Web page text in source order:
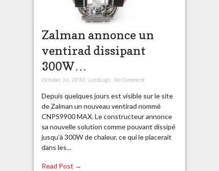
Zalman annonce un
ventirad dissipant
300W…
October 16, 2010, LordLogs No Comment
Depuis quelques jours est visible sur le site
de Zalman un nouveau ventirad nommé
CNPS9900 MAX. Le constructeur annonce
sa nouvelle solution comme pouvant dissipé
jusqu’à 300W de chaleur, ce qui le placerait
dans les…
Read Post →